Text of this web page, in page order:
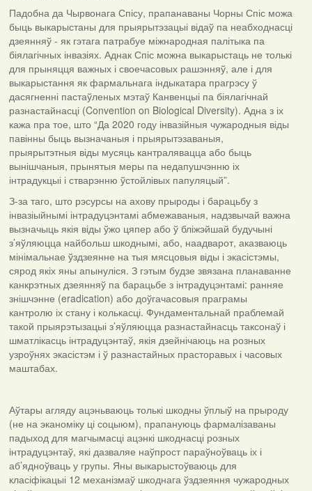
Падобна да Чырвонага Спісу, прапанаваны Чорны Спіс можа
быць выкарыстаны для прыярытэзацыі відаў па неабходнасці
дзеянняў - як гэтага патрабуе міжнародная палітыка па
біялагічных інвазіях. Аднак Спіс можна выкарыстаць не толькі
для прыняцця важных і своечасовых рашэнняў, але і для
выкарыстання як фармальнага індыкатара прагрэсу ў
дасягненні пастаўленых мэтаў Канвенцыі па біялагічнай
разнастайнасці (Convention on Biological Diversity). Адна з іх
кажа пра тое, што “Да 2020 году інвазійныя чужародныя віды
павінны быць вызначаныя і прыярытэзаваныя,
прыярытэтныя віды мусяць кантралявацца або быць
вынішчаныя, прынятыя меры па недапушчэнню іх
інтрадукцыі і стварэнню ўстойлівых папуляцый”.
З-за таго, што рэсурсы на ахову прыроды і барацьбу з
інвазіыйнымі інтрадуцэнтамі абмежаваныя, надзвычай важна
вызначыць якія віды ўжо цяпер або ў бліжэйшай будучыні
з’яўляюцца найбольш шкоднымі, або, наадварот, аказваюць
мінімальнае ўздзеянне на тыя мясцовыя віды і экасістэмы,
сярод якіх яны апынуліся. З гэтым будзе звязана планаванне
канкрэтных дзеянняў па барацьбе з інтрадуцэнтамі: ранняе
знішчэнне (eradication) або доўгачасовыя праграмы
кантролю іх стану і колькасці. Фундаментальнай праблемай
такой прыярэтызацыі з’яўляюцца разнастайнасць таксонаў і
шматлікасць інтрадуцэнтаў, якія дзейнічаюць на розных
узроўнях экасістэм і ў разнастайных прасторавых і часовых
маштабах.
Аўтары агляду ацэньваюць толькі шкодны ўплыў на прыроду
(не на эканоміку ці соцыюм), прапануюць фармалізаваны
падыход для магчымасці ацэнкі шкоднасці розных
інтрадуцэнтаў, які дазваляе наўпрост параўноўваць іх і
аб’ядноўваць у групы. Яны выкарыстоўваюць для
класіфікацыі 12 механізмаў шкоднага ўздзеяння чужародных